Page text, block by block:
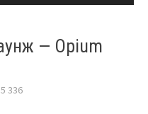
— Opium
5 336